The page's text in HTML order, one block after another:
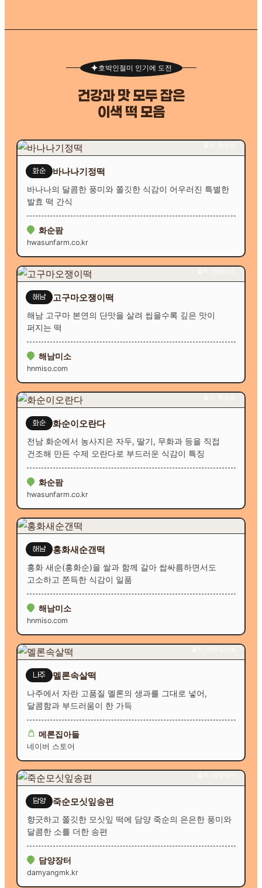
호박인절미 인기에 도전
건강과 맛 모두 잡은
이색 떡 모음
화순 바나나기정떡
바나나의 달콤한 풍미와 쫄깃한 식감이 어우러진 특별한
발효 떡 간식
화순팜
hwasunfarm.co.kr
해남 고구마오쟁이떡
해남 고구마 본연의 단맛을 살려 씹을수록 깊은 맛이
퍼지는 떡
해남미소
hnmiso.com
화순 화순이오란다
전남 화순에서 농사지은 자두, 딸기, 무화과 등을 직접
건조해 만든 수제 오란다로 부드러운 식감이 특징
화순팜
hwasunfarm.co.kr
해남 홍화새순갠떡
홍화 새순(홍화순)을 쌀과 함께 갈아 쌉싸름하면서도
고소하고 쫀득한 식감이 일품
해남미소
hnmiso.com
나주 멜론속살떡
나주에서 자란 고품질 멜론의 생과를 그대로 넣어,
달콤함과 부드러움이 한 가득
메론집아들
네이버 스토어
담양 죽순모싯잎송편
향긋하고 쫄깃한 모싯잎 떡에 담양 죽순의 은은한 풍미와
달콤한 소를 더한 송편
담양장터
damyangmk.kr